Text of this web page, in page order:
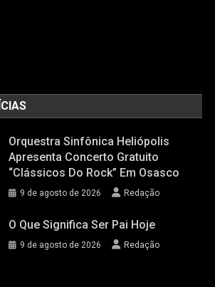
Orquestra Sinfônica Heliópolis
Apresenta Concerto Gratuito
“Clássicos Do Rock” Em Osasco
9 de agosto de 2026 Redação
O Que Significa Ser Pai Hoje
9 de agosto de 2026 Redação